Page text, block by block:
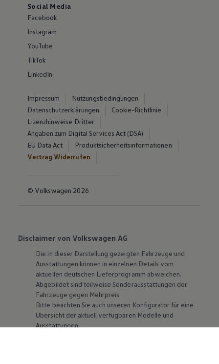
Social Media
Facebook
Instagram
YouTube
TikTok
LinkedIn
Impressum
Nutzungsbedingungen
Datenschutzerklärungen
Cookie-Richtlinie
Lizenzhinweise Dritter
Angaben zum Digital Services Act (DSA)
EU Data Act
Produktsicherheitsinformationen
Vertrag Widerrufen
© Volkswagen 2026
Disclaimer von Volkswagen AG
Die in dieser Darstellung gezeigten Fahrzeuge und
Ausstattungen können in einzelnen Details vom
aktuellen deutschen Lieferprogramm abweichen.
Abgebildet sind teilweise Sonderausstattungen der
Fahrzeuge gegen Mehrpreis.
Bitte beachten Sie auch unseren Konfigurator für eine
Übersicht der aktuell verfügbaren Modelle und
Ausstattungen.